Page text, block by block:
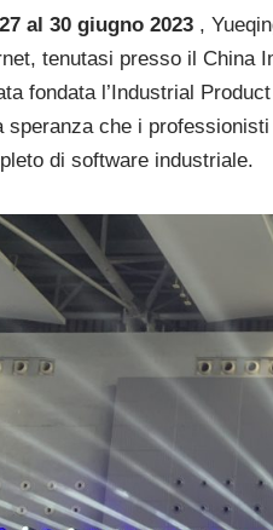
al 30 giugno 2023 ,
tenutasi presso il China
fondata l’Industrial
speranza che i
di software industriale.